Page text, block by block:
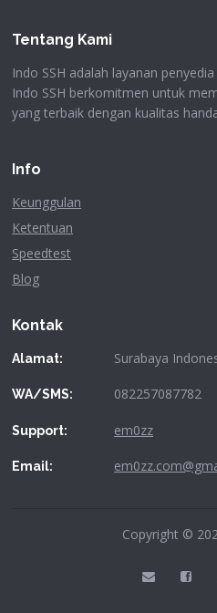
Tentang Kami
Indo SSH adalah layanan
Indo SSH berkomitmen untuk
yang terbaik dengan kualitas
Info
Keunggulan
Ketentuan
Speedtest
Blog
Kontak
Alamat: Surabaya
WA/SMS: 082257087782
Support: em0zz
Email:
Copyright ©